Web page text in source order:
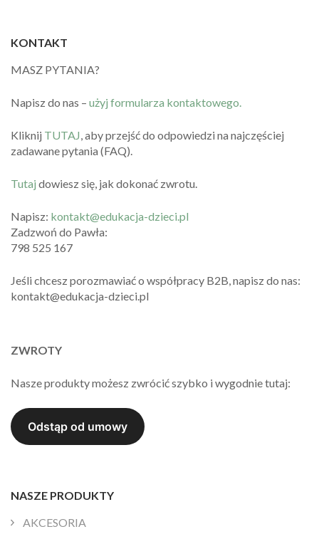
KONTAKT
MASZ PYTANIA?
Napisz do nas – użyj formularza kontaktowego.
Kliknij TUTAJ, aby przejść do odpowiedzi na najczęściej
zadawane pytania (FAQ).
Tutaj dowiesz się, jak dokonać zwrotu.
Napisz: kontakt@edukacja-dzieci.pl
Zadzwoń do Pawła:
798 525 167
Jeśli chcesz porozmawiać o współpracy B2B, napisz do nas:
kontakt@edukacja-dzieci.pl
ZWROTY
Nasze produkty możesz zwrócić szybko i wygodnie tutaj:
NASZE PRODUKTY
AKCESORIA